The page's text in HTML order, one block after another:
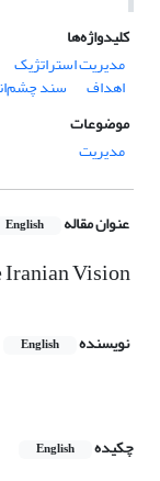
کلیدواژه‌ها
مدیریت استراتژیک
اهداف
سند
موضوعات
مدیریت
عنوان مقاله English
Vision
نویسنده English
چکیده
English